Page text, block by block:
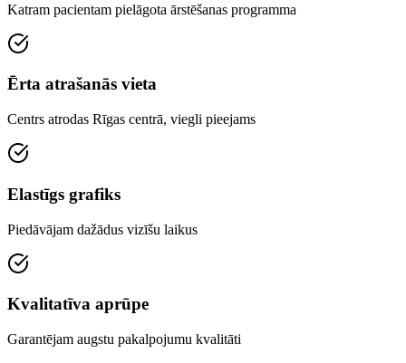
Katram pacientam pielāgota ārstēšanas programma
Ērta atrašanās vieta
Centrs atrodas Rīgas centrā, viegli pieejams
Elastīgs grafiks
Piedāvājam dažādus vizīšu laikus
Kvalitatīva aprūpe
Garantējam augstu pakalpojumu kvalitāti